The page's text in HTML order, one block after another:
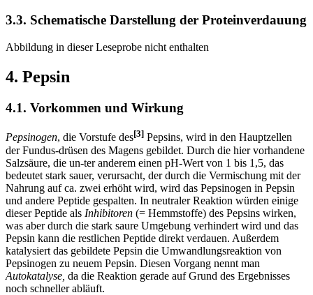
3.3. Schematische Darstellung der Proteinverdauung
Abbildung in dieser Leseprobe nicht enthalten
4. Pepsin
4.1. Vorkommen und Wirkung
Pepsinogen, die Vorstufe des[3] Pepsins, wird in den Hauptzellen
der Fundus-drüsen des Magens gebildet. Durch die hier vorhandene
Salzsäure, die un-ter anderem einen pH-Wert von 1 bis 1,5, das
bedeutet stark sauer, verursacht, der durch die Vermischung mit der
Nahrung auf ca. zwei erhöht wird, wird das Pepsinogen in Pepsin
und andere Peptide gespalten. In neutraler Reaktion würden einige
dieser Peptide als Inhibitoren (= Hemmstoffe) des Pepsins wirken,
was aber durch die stark saure Umgebung verhindert wird und das
Pepsin kann die restlichen Peptide direkt verdauen. Außerdem
katalysiert das gebildete Pepsin die Umwandlungsreaktion von
Pepsinogen zu neuem Pepsin. Diesen Vorgang nennt man
Autokatalyse, da die Reaktion gerade auf Grund des Ergebnisses
noch schneller abläuft.